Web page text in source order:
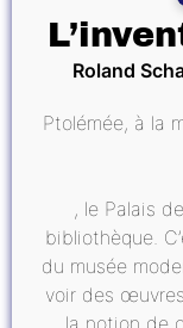
Roland
Ptolémée, à la
, le Palais
bibliothèque.
du musée
voir des
la notion de